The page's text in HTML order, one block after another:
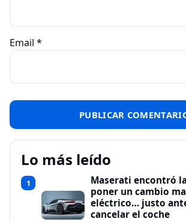
Email *
Lo más leído
1
Maserati encontró
poner un cambio
eléctrico… justo
cancelar el coche